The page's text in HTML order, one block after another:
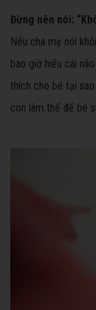
Đừng nên nói:
Nếu cha mẹ nói
bao giờ hiểu cái
thích cho bé tại
con làm thế để bé